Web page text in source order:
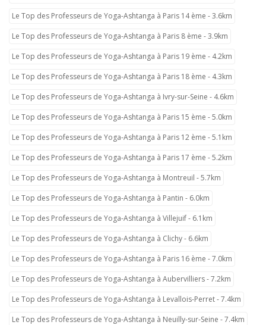
Le Top des Professeurs de Yoga-Ashtanga à Paris 14 ème - 3.6km
Le Top des Professeurs de Yoga-Ashtanga à Paris 8 ème - 3.9km
Le Top des Professeurs de Yoga-Ashtanga à Paris 19 ème - 4.2km
Le Top des Professeurs de Yoga-Ashtanga à Paris 18 ème - 4.3km
Le Top des Professeurs de Yoga-Ashtanga à Ivry-sur-Seine - 4.6km
Le Top des Professeurs de Yoga-Ashtanga à Paris 15 ème - 5.0km
Le Top des Professeurs de Yoga-Ashtanga à Paris 12 ème - 5.1km
Le Top des Professeurs de Yoga-Ashtanga à Paris 17 ème - 5.2km
Le Top des Professeurs de Yoga-Ashtanga à Montreuil - 5.7km
Le Top des Professeurs de Yoga-Ashtanga à Pantin - 6.0km
Le Top des Professeurs de Yoga-Ashtanga à Villejuif - 6.1km
Le Top des Professeurs de Yoga-Ashtanga à Clichy - 6.6km
Le Top des Professeurs de Yoga-Ashtanga à Paris 16 ème - 7.0km
Le Top des Professeurs de Yoga-Ashtanga à Aubervilliers - 7.2km
Le Top des Professeurs de Yoga-Ashtanga à Levallois-Perret - 7.4km
Le Top des Professeurs de Yoga-Ashtanga à Neuilly-sur-Seine - 7.4km